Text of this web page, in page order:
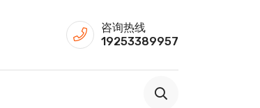
咨询热线
19253389957